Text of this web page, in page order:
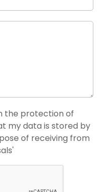
the protection of
my data is stored by
of receiving from